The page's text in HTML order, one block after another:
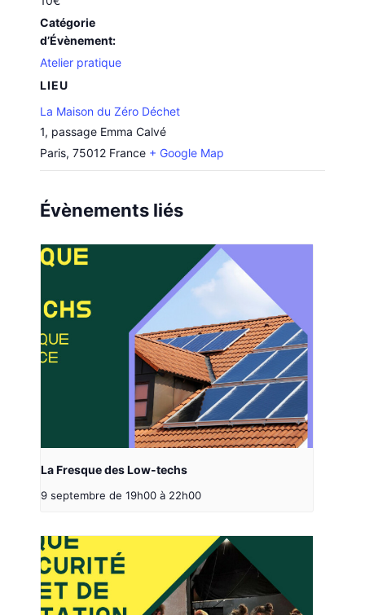
Catégorie
d’Évènement:
Atelier pratique
LIEU
La Maison du Zéro Déchet
1, passage Emma Calvé
Paris, 75012 France + Google Map
Évènements liés
La Fresque des Low-techs
9 septembre de 19h00 à 22h00